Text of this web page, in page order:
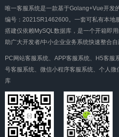
唯一客服系统是一款基于Golang+Vue开发
编号：2021SR1462600。一套可私有本地
搭建仅依赖MySQL数据库，是一个开箱即
助广大开发者/中小企业业务系统快速整合自
PC网站客服系统、APP客服系统、H5客服
号客服系统、微信小程序客服系统、个人
库